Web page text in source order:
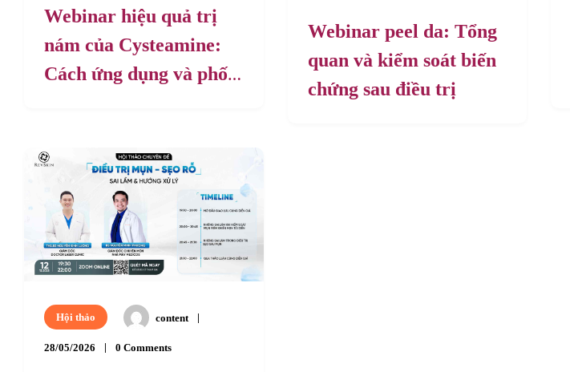
Webinar hiệu quả trị
nám của Cysteamine:
Cách ứng dụng và phối
Webinar peel da: Tổng
quan và kiểm soát biến
chứng sau điều trị
Hội thảo content
28/05/2026 0 Comments